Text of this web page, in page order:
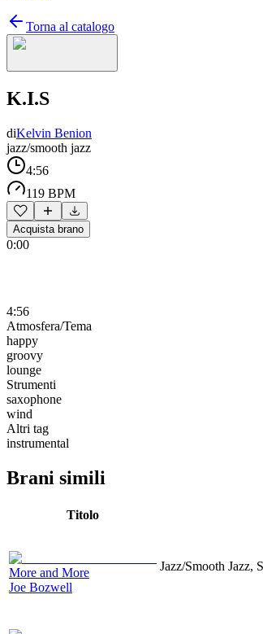
Torna al catalogo
K.I.S
diKelvin Benion
jazz/smooth jazz
4:56
119 BPM
Acquista brano
0:00
4:56
Atmosfera/Tema
happy
groovy
lounge
Strumenti
saxophone
wind
Altri tag
instrumental
Brani simili
Titolo
More and More
Joe Bozwell
Jazz/Smooth Jazz,